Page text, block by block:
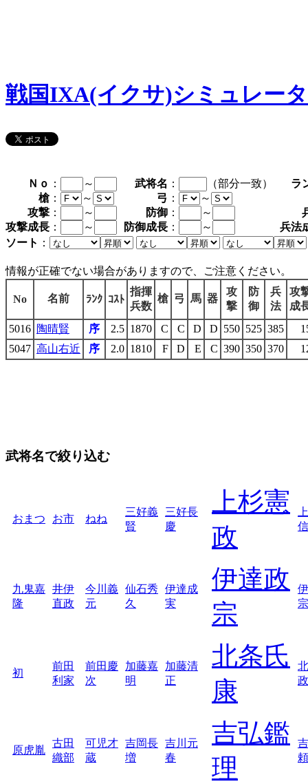
戦国IXA(イクサ)シミュレー
Ｎｏ ： ～ 武将名 ： （部分一致）
ラ
槍 ： ～ 弓 ：
～
攻撃 ： ～ 防御 ： ～
攻撃成長 ： ～ 防御成長 ： ～
兵法
ソート ：
情報が正確でない場合がありますので、ご注意ください。
No 名前 ﾗﾝｸ ｺｽﾄ
指揮
兵数
槍 弓 馬 器
攻
撃
防
御
兵
法
攻
成
5016 陶晴賢 序 2.5 1870 C C D D 550 525 385
5047 高山右近 序 2.0 1810 F D E C 390 350 370
武将名で絞り込む
おまつ お市 ねね
三好義
賢
三好長
慶
上杉憲
政
信
九鬼嘉
隆
井伊
直政
今川義
元
仙石秀
久
伊達成
実
伊達政
宗
宗
初
前田
利家
前田慶
次
加藤嘉
明
加藤清
正
北条氏
康
政
原虎胤
古田
織部
可児才
蔵
吉岡長
増
吉川元
春
吉弘鑑
理
頼